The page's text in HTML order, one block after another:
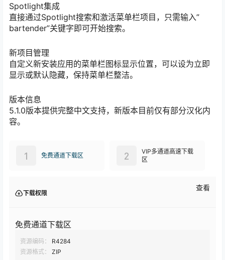
Spotlight集成
直接通过Spotlight搜索和激活菜单栏项目，只需输入”
bartender”关键字即可开始搜索。
新项目管理
自定义新安装应用的菜单栏图标显示位置，可以设为立即
显示或默认隐藏，保持菜单栏整洁。
版本信息
5.1.0版本提供完整中文支持，新版本目前仅有部分汉化内
容。
免费通道下载区
1
VIP多通道高速下载
区
2
下载权限
查看
免费通道下载区
资源编码：
R4284
资源格式：
ZIP